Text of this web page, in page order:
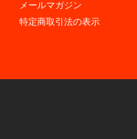
メールマガジン
特定商取引法の表示